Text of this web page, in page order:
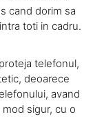
cand dorim sa
toti in cadru.
telefonul,
deoarece
avand
sigur, cu o